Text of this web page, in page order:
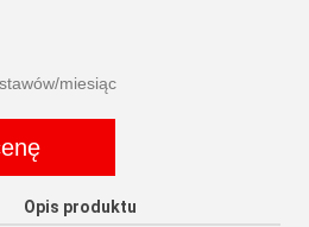
miesiąc
Opis produktu